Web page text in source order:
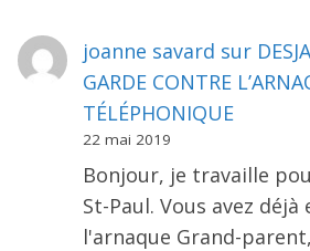
joanne savard sur
GARDE CONTRE
TÉLÉPHONIQUE
22 mai 2019
Bonjour, je travaille
St-Paul. Vous avez
l'arnaque Grand-